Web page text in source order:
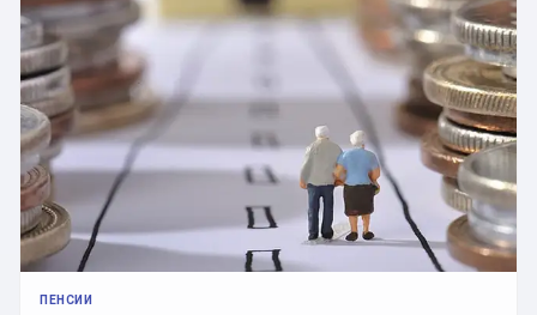
ПЕНСИИ